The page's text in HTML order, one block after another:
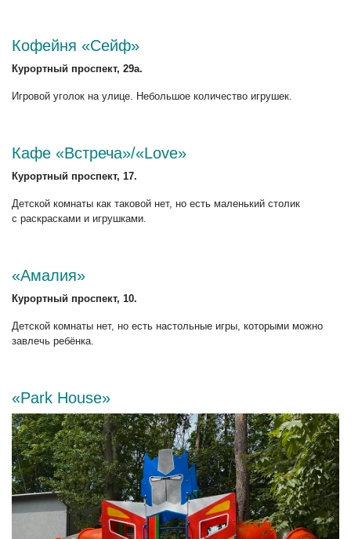
Кофейня «Сейф»
Курортный проспект, 29а.
Игровой уголок на улице. Небольшое количество игрушек.
Кафе «Встреча»/«Love»
Курортный проспект, 17.
Детской комнаты как таковой нет, но есть маленький столик
с раскрасками и игрушками.
«Амалия»
Курортный проспект, 10.
Детской комнаты нет, но есть настольные игры, которыми можно
завлечь ребёнка.
«Park House»